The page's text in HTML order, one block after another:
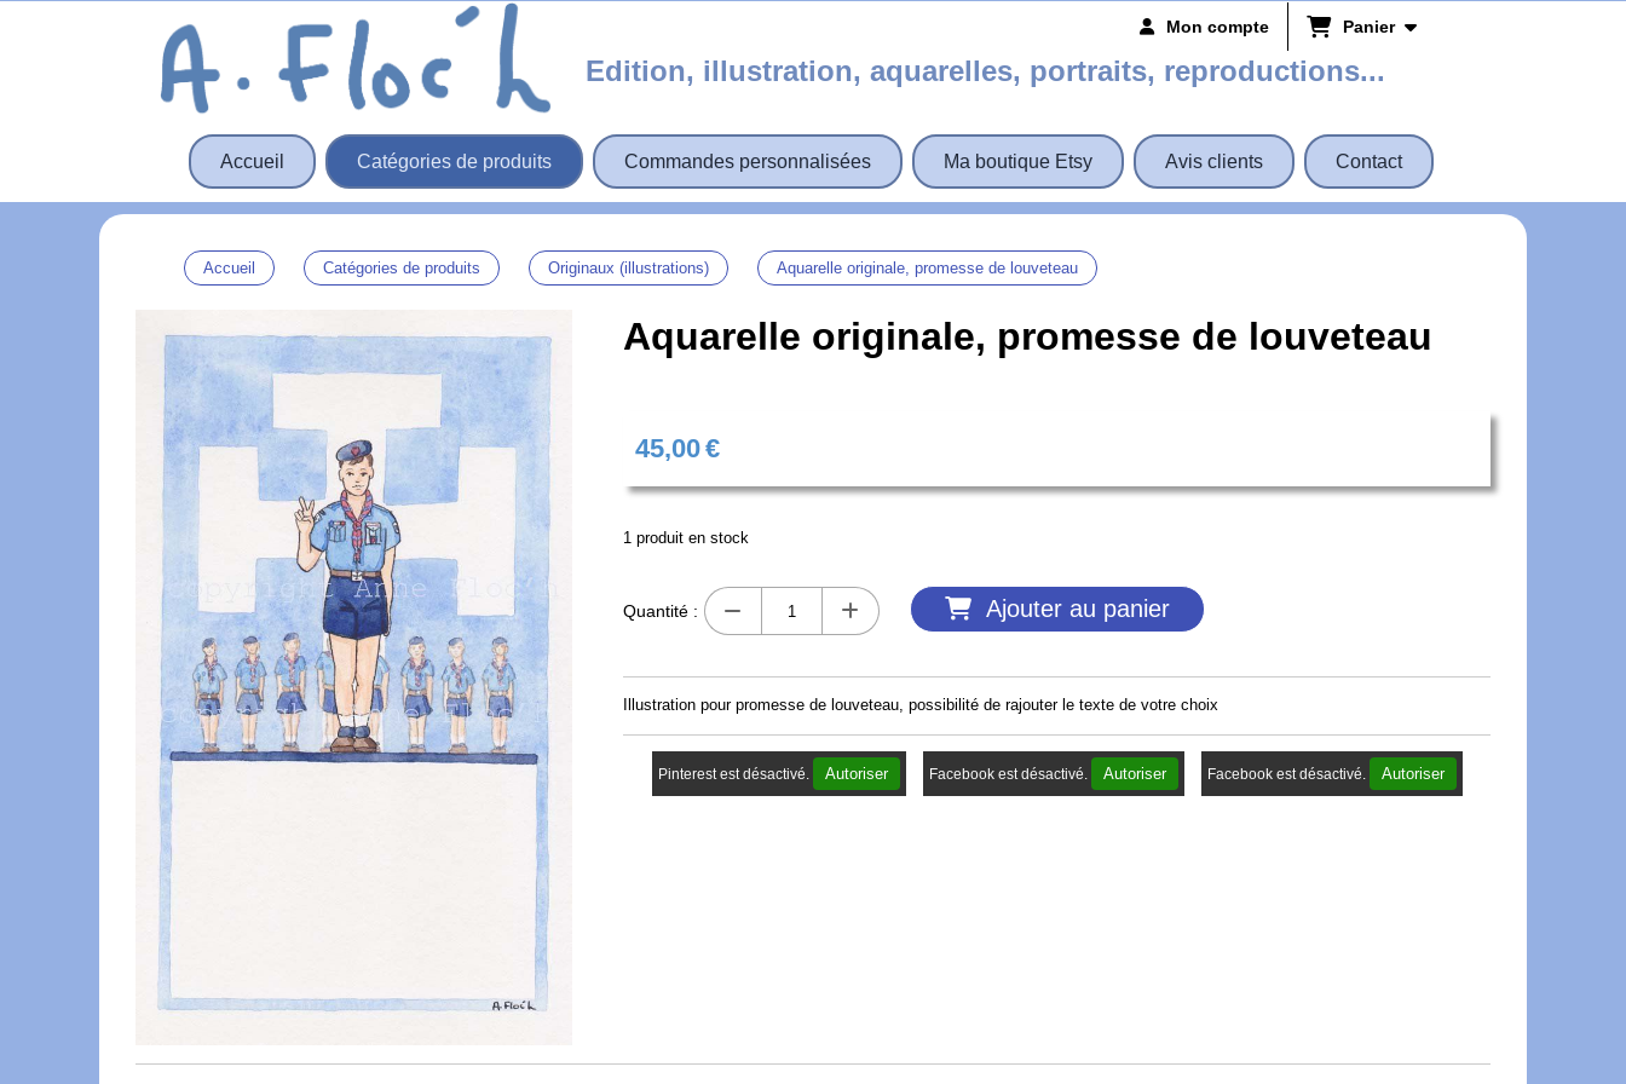
Edition, illustration, aquarelles, portraits, reproductions...
Mon compte Panier
Accueil Catégories de produits Commandes personnalisées Ma boutique Etsy Avis clients Contact
Accueil Catégories de produits Originaux (illustrations) Aquarelle originale, promesse de louveteau
Aquarelle originale, promesse de louveteau
45,00€
1 produit en stock
Quantité : Ajouter au panier
Illustration pour promesse de louveteau, possibilité de rajouter le texte de votre choix
Pinterest est désactivé. Autoriser Facebook est désactivé. Autoriser Facebook est désactivé. Autoriser